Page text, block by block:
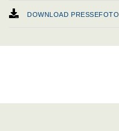
DOWNLOAD PRESSEFOTO